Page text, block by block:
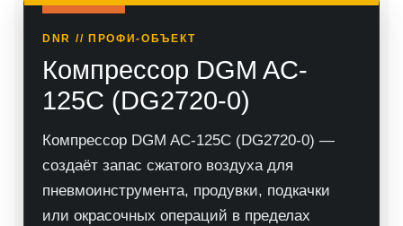
DNR // ПРОФИ-ОБЪЕКТ
Компрессор DGM AC-
125C (DG2720-0)
Компрессор DGM AC-125C (DG2720-0) —
создаёт запас сжатого воздуха для
пневмоинструмента, продувки, подкачки
или окрасочных операций в пределах